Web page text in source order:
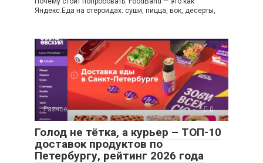
Яндекс.Еда на стероидах: суши, пицца, вок, десерты,
Разное 0
Голод не тётка, а курьер – ТОП-10
доставок продуктов по
Петербургу, рейтинг 2026 года